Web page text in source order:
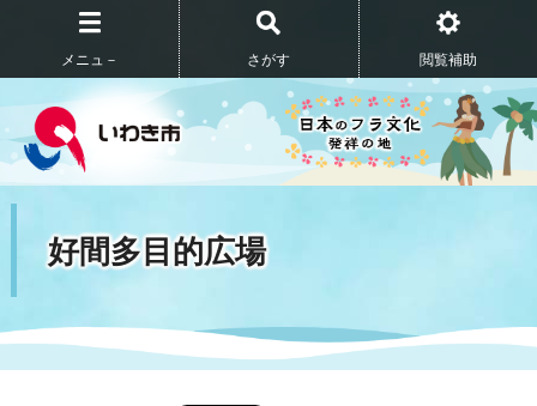
メニュ－ さがす 閲覧補助
好間多目的広場